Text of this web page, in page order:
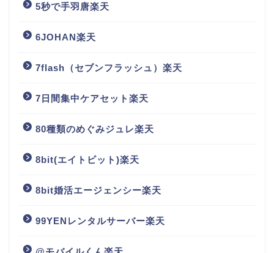
5秒で手羽唐楽天
6JOHAN楽天
7flash（セブンフラッシュ）楽天
7日間集中ケアセット楽天
80種類のめぐみジュレ楽天
8bit(エイトビット)楽天
8bit婚活エージェンシー楽天
99YENレンタルサーバー楽天